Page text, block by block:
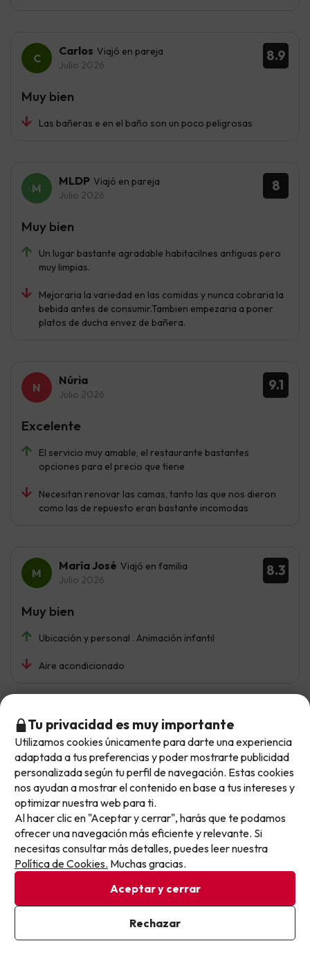
8.9
Carlos Viajó en pareja
Julio 2026
Las bañeras e en el baño son un poco peligrosas
Muy bien
8
MLDP Viajó en pareja
Julio 2026
Un lugar bastante agradable habitacilnes antiguas pero
muy limpias.
Mejoraria la variedad en las comidas y nunca cobraria la
bebida antes de consumir.Tambien empezaria a poner
platos de ducha envez de bañera.
Muy bien
9.1
Núria
Julio 2026
El servicio muy amable, el restaurante bastantes
opciones para el precio que tiene
Necesitan renovar las camas, tanto las que nos dieron
como las de repuesto eran bastante incomodas
Excelente
8.3
María José Viajó en familia
Julio 2026
Ubicación y personal . Animación infantil
Aire acondicionado
Muy bien
Fernando Tomás
Julio 2026
Ubicación, atención del personal, relación calidad-
precio.
Desayuno podría tener más variedad
Excelente
Viajó en pareja
Julio 2026
Bien
No llegas tarde: llegas al siguiente.
Este chollo ya ha caducado, pero cada día lanzamos
nuevas oportunidades para viajar mejor y pagar
menos.
Apúntate y que el próximo no se te escape.
Pon tu mejor e-mail
Ya estoy suscrito
Al suscribirte, confirmas haber leído y estar de acuerdo con la
Tu privacidad es muy importante
Utilizamos cookies únicamente para darte una experiencia
adaptada a tus preferencias y poder mostrarte publicidad
personalizada según tu perfil de navegación. Estas cookies
nos ayudan a mostrar el contenido en base a tus intereses y
optimizar nuestra web para ti.
Al hacer clic en "Aceptar y cerrar", harás que te podamos
ofrecer una navegación más eficiente y relevante. Si
necesitas consultar más detalles, puedes leer nuestra
Política de Cookies. Muchas gracias.
Aceptar y cerrar
Rechazar